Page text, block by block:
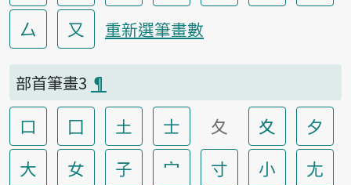
厶
又 重新選筆畫數
部首筆畫3 ¶
口 囗 土 士 夂 夊
夕
大
女 子 宀 寸 小
尢